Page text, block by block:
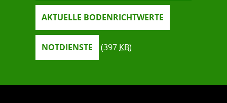
AKTUELLE BODENRICHTWERTE
NOTDIENSTE (397 KB)